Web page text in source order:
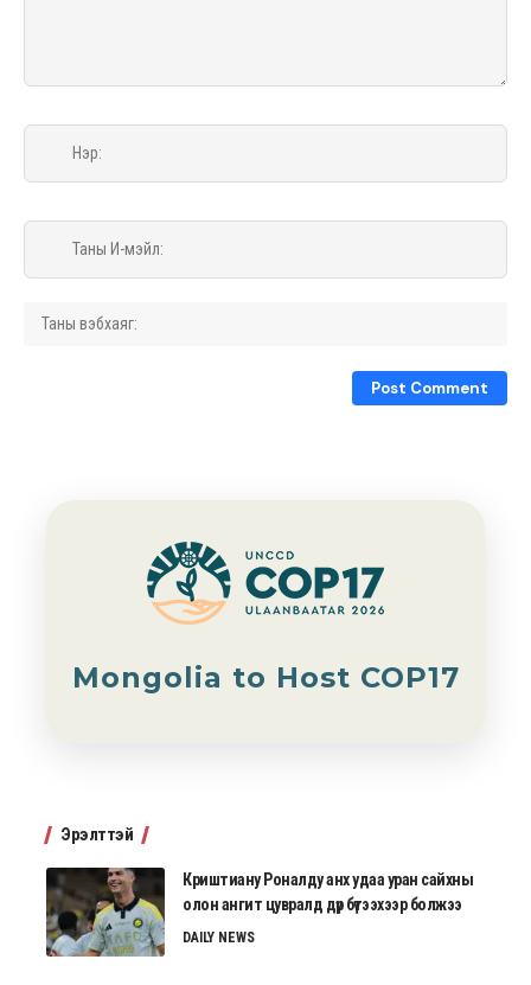
Mongolia to Host COP17
Эрэлттэй
Криштиану Роналду анх удаа уран сайхны
олон ангит цувралд дүр бүтээхээр болжээ
DAILY NEWS